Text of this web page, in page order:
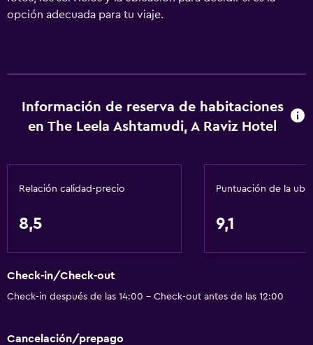
opción adecuada para tu viaje.
Información de reserva de habitaciones
en The Leela Ashtamudi, A Raviz Hotel
Relación calidad-precio
8,5
Puntuación de la
9,1
Check-in/Check-out
Check-in después de las 14:00 - Check-out antes de las 12:00
Cancelación/prepago